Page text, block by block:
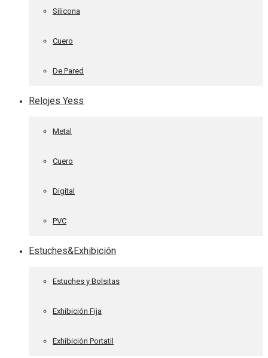
Silicona
Cuero
De Pared
Relojes Yess
Metal
Cuero
Digital
PVC
Estuches&Exhibición
Estuches y Bolsitas
Exhibición Fija
Exhibición Portatil